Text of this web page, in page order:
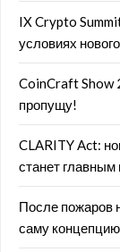
IX Crypto
условиях
CoinCraft Show
пропущу!
CLARITY Act:
станет
После пожаров
саму концепцию